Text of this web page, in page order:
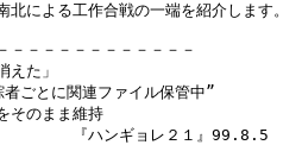
による工作合戦の一端を紹介します。
－－－－－－－－－
えた」
とに関連ファイル保管中”
まま維持
２１』99.8.5